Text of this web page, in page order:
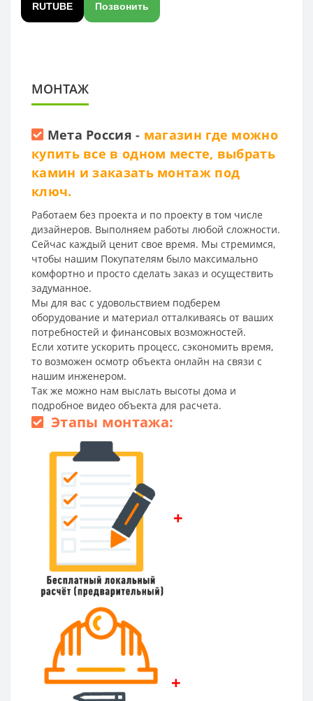
RUTUBE Позвонить
МОНТАЖ
Мета Россия - магазин где можно
купить все в одном месте, выбрать
камин и заказать монтаж под
ключ.
Работаем без проекта и по проекту в том числе
дизайнеров. Выполняем работы любой сложности.
Сейчас каждый ценит свое время. Мы стремимся,
чтобы нашим Покупателям было максимально
комфортно и просто сделать заказ и осуществить
задуманное.
Мы для вас с удовольствием подберем
оборудование и материал отталкиваясь от ваших
потребностей и финансовых возможностей.
Если хотите ускорить процесс, сэкономить время,
то возможен осмотр объекта онлайн на связи с
нашим инженером.
Так же можно нам выслать высоты дома и
подробное видео объекта для расчета.
Этапы монтажа:
+
+